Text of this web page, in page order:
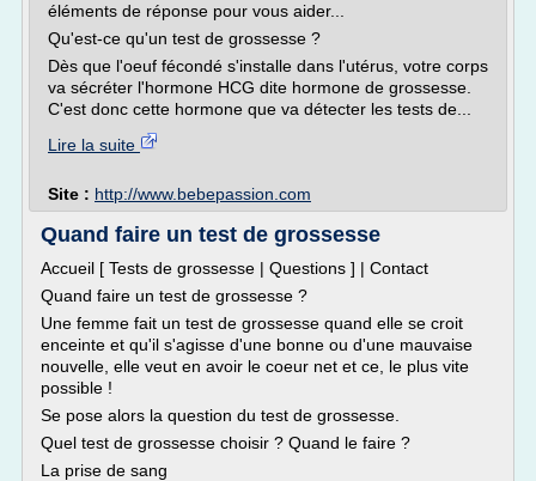
éléments de réponse pour vous aider...
Qu'est-ce qu'un test de grossesse ?
Dès que l'oeuf fécondé s'installe dans l'utérus, votre corps
va sécréter l'hormone HCG dite hormone de grossesse.
C'est donc cette hormone que va détecter les tests de...
Lire la suite
Site : http://www.bebepassion.com
Quand faire un test de grossesse
Accueil [ Tests de grossesse | Questions ] | Contact
Quand faire un test de grossesse ?
Une femme fait un test de grossesse quand elle se croit
enceinte et qu'il s'agisse d'une bonne ou d'une mauvaise
nouvelle, elle veut en avoir le coeur net et ce, le plus vite
possible !
Se pose alors la question du test de grossesse.
Quel test de grossesse choisir ? Quand le faire ?
La prise de sang